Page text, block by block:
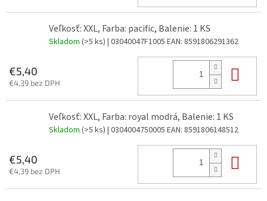
Veľkosť: XXL, Farba: pacific, Balenie: 1 KS
Skladom (>5 ks) | 03040047F1005 EAN: 8591806291362
€5,40
€4,39 bez DPH
Veľkosť: XXL, Farba: royal modrá, Balenie: 1 KS
Skladom (>5 ks) | 0304004750005 EAN: 8591806148512
€5,40
€4,39 bez DPH